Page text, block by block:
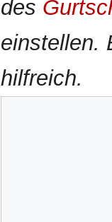
des
einstellen.
hilfreich.